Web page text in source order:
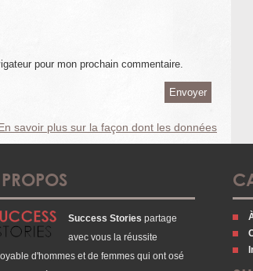
pour mon prochain commentaire.
savoir plus sur la façon dont les données
Success Stories partage
avec vous la réussite
d'hommes et de femmes qui ont osé